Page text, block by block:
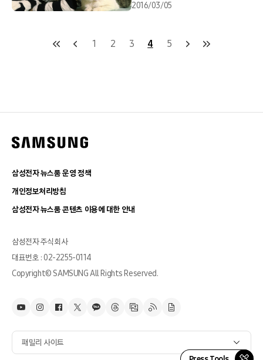
2016/03/05
1 2 3 4 5
삼성전자 뉴스룸 운영 정책
개인정보처리방침
삼성전자 뉴스룸 콘텐츠 이용에 대한 안내
삼성전자 주식회사
대표번호 : 02-2255-0114
Copyright© SAMSUNG All Rights Reserved.
패밀리 사이트